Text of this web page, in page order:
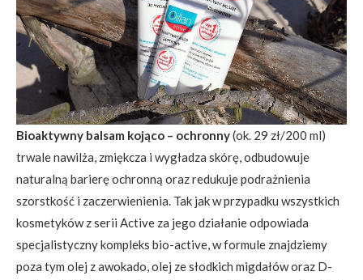
Bioaktywny balsam kojąco – ochronny(ok. 29 zł/200 ml)
trwale nawilża, zmiękcza i wygładza skórę, odbudowuje
naturalną barierę ochronną oraz redukuje podrażnienia
szorstkość i zaczerwienienia. Tak jak w przypadku wszystkich
kosmetyków z serii Active za jego działanie odpowiada
specjalistyczny kompleks bio-active, w formule znajdziemy
poza tym olej z awokado, olej ze słodkich migdałów oraz D-